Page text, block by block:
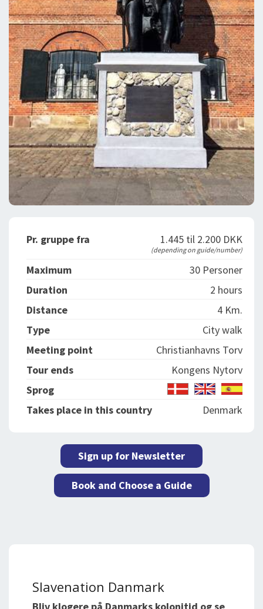
Pr. gruppe fra 1.445 til 2.200 DKK
(depending on guide/number)
Maximum
30 Personer
Duration
2 hours
Distance
4 Km.
Type
City walk
Meeting point
Christianhavns Torv
Tour ends
Kongens Nytorv
Sprog
Takes place in this country
Denmark
Sign up for Newsletter
Book and Choose a Guide
Slavenation Danmark
Bliv klogere på Danmarks kolonitid og se